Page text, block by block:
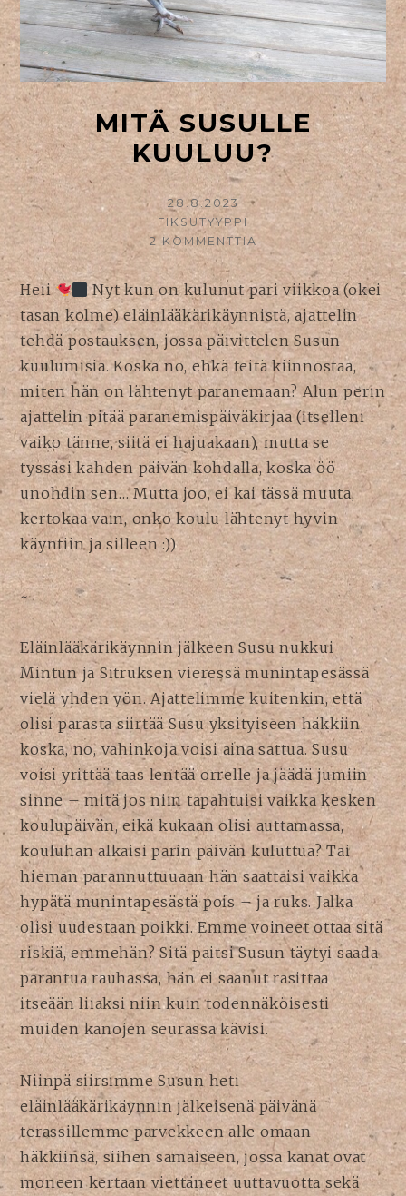
MITÄ SUSULLE
KUULUU?
KIRJOITETTU
28.8.2023
KIRJOITTAJA
FIKSUTYYPPI
2 KOMMENTTIA ARTIKKELIIN
MITÄ
SUSULLE
KUULUU?
Heii
Nyt kun on kulunut pari viikkoa (okei
tasan kolme) eläinlääkärikäynnistä, ajattelin
tehdä postauksen, jossa päivittelen Susun
kuulumisia. Koska no, ehkä teitä kiinnostaa,
miten hän on lähtenyt paranemaan? Alun perin
ajattelin pitää paranemispäiväkirjaa (itselleni
vaiko tänne, siitä ei hajuakaan), mutta se
tyssäsi kahden päivän kohdalla, koska öö
unohdin sen… Mutta joo, ei kai tässä muuta,
kertokaa vain, onko koulu lähtenyt hyvin
käyntiin ja silleen :))
~
Eläinlääkärikäynnin jälkeen Susu nukkui
Mintun ja Sitruksen vieressä munintapesässä
vielä yhden yön. Ajattelimme kuitenkin, että
olisi parasta siirtää Susu yksityiseen häkkiin,
koska, no, vahinkoja voisi aina sattua. Susu
voisi yrittää taas lentää orrelle ja jäädä jumiin
sinne – mitä jos niin tapahtuisi vaikka kesken
koulupäivän, eikä kukaan olisi auttamassa,
kouluhan alkaisi parin päivän kuluttua? Tai
hieman parannuttuuaan hän saattaisi vaikka
hypätä munintapesästä pois – ja ruks. Jalka
olisi uudestaan poikki. Emme voineet ottaa sitä
riskiä, emmehän? Sitä paitsi Susun täytyi saada
parantua rauhassa, hän ei saanut rasittaa
itseään liiaksi niin kuin todennäköisesti
muiden kanojen seurassa kävisi.
Niinpä siirsimme Susun heti
eläinlääkärikäynnin jälkeisenä päivänä
terassillemme parvekkeen alle omaan
häkkiinsä, siihen samaiseen, jossa kanat ovat
moneen kertaan viettäneet uuttavuotta sekä